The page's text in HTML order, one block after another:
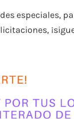
especiales,